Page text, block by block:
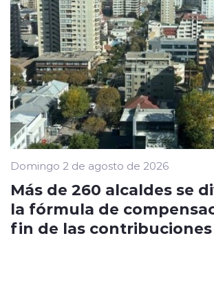
Domingo 2 de agosto de 2026
Más de 260 alcaldes se
la fórmula de
fin de las contribuciones